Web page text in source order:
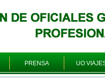
PRENSA UO